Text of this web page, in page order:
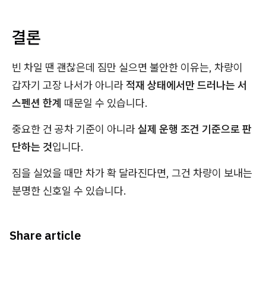
결론
빈 차일 땐 괜찮은데 짐만 실으면 불안한 이유는, 차량이
갑자기 고장 나서가 아니라적재 상태에서만 드러나는 서
스펜션 한계 때문일 수 있습니다.
중요한 건 공차 기준이 아니라실제 운행 조건 기준으로 판
단하는 것입니다.
짐을 실었을 때만 차가 확 달라진다면, 그건 차량이 보내는
분명한 신호일 수 있습니다.
Share article